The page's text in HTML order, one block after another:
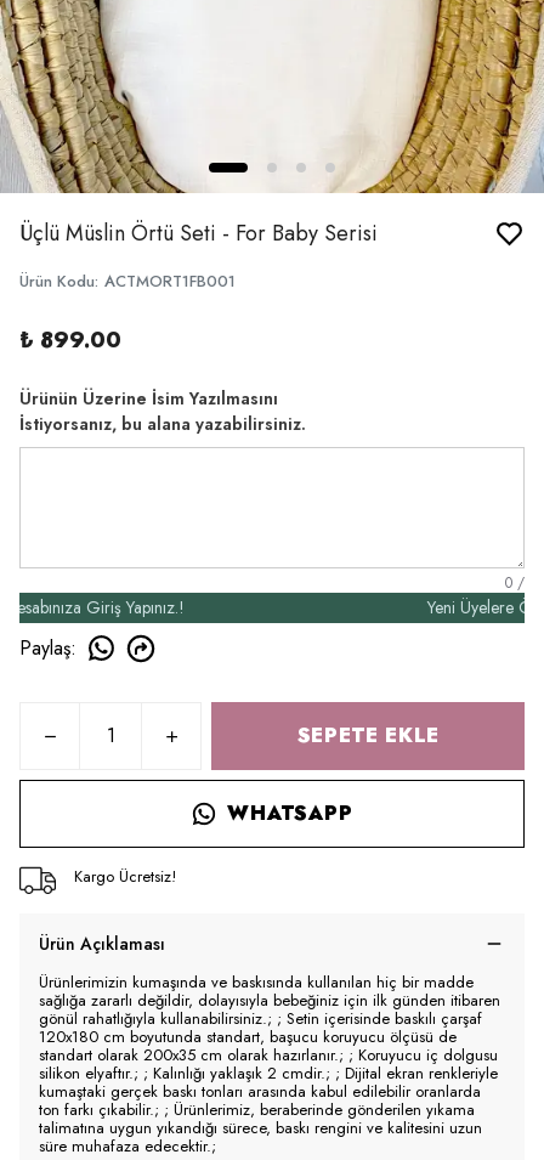
Üçlü Müslin Örtü Seti - For Baby Serisi
Ürün Kodu: ACTMORT1FB001
₺ 899.00
Ürünün Üzerine İsim Yazılmasını
İstiyorsanız, bu alana yazabilirsiniz.
0 /
Giriş Yapınız.! Yeni Üyelere Özel
Paylaş:
SEPETE EKLE
WHATSAPP
Kargo Ücretsiz!
Ürün Açıklaması
Ürünlerimizin kumaşında ve baskısında kullanılan hiç bir madde
sağlığa zararlı değildir, dolayısıyla bebeğiniz için ilk günden itibaren
gönül rahatlığıyla kullanabilirsiniz.; ; Setin içerisinde baskılı çarşaf
120x180 cm boyutunda standart, başucu koruyucu ölçüsü de
standart olarak 200x35 cm olarak hazırlanır.; ; Koruyucu iç dolgusu
silikon elyaftır.; ; Kalınlığı yaklaşık 2 cmdir.; ; Dijital ekran renkleriyle
kumaştaki gerçek baskı tonları arasında kabul edilebilir oranlarda
ton farkı çıkabilir.; ; Ürünlerimiz, beraberinde gönderilen yıkama
talimatına uygun yıkandığı sürece, baskı rengini ve kalitesini uzun
süre muhafaza edecektir.;